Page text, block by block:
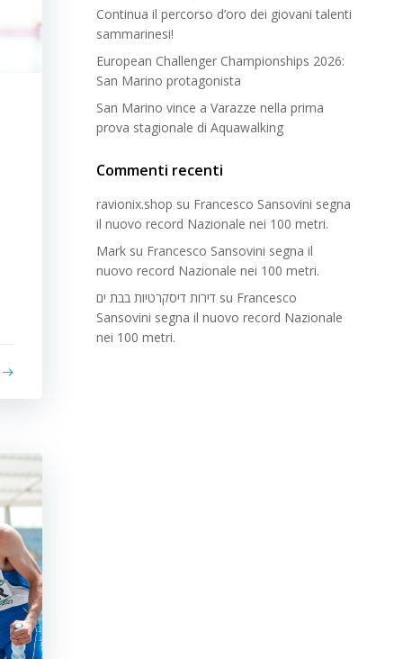
Continua il percorso d’oro dei giovani talenti
sammarinesi!
European Challenger Championships 2026:
San Marino protagonista
San Marino vince a Varazze nella prima
prova stagionale di Aquawalking
Commenti recenti
ravionix.shop su Francesco Sansovini segna
il nuovo record Nazionale nei 100 metri.
Marksu Francesco Sansovini segna il
nuovo record Nazionale nei 100 metri.
דירות דיסקרטיות בבת יםsu Francesco
Sansovini segna il nuovo record Nazionale
nei 100 metri.